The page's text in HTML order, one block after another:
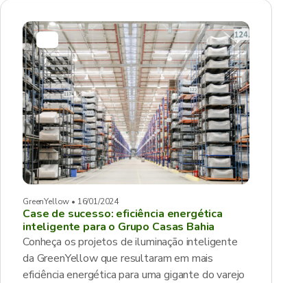
GreenYellow • 16/01/2024
Case de sucesso: eficiência energética
inteligente para o Grupo Casas Bahia
Conheça os projetos de iluminação inteligente
da GreenYellow que resultaram em mais
eficiência energética para uma gigante do varejo